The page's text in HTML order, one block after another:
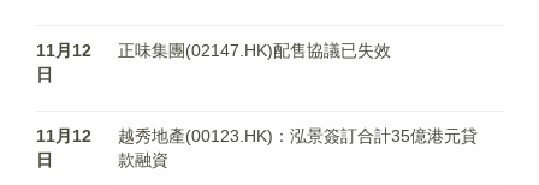
11月12
日
正味集團(02147.HK)配售協議已失效
11月12
日
越秀地產(00123.HK)：泓景簽訂合計35億港元貸
款融資